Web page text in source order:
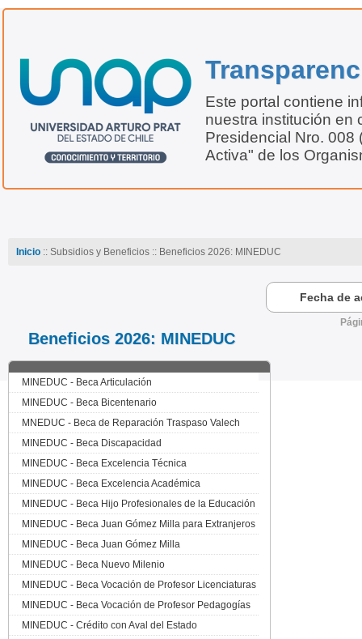
Este portal contiene
nuestra institución en
Presidencial Nro. 008
Activa" de los
Inicio:: Subsidios y Beneficios :: Beneficios 2026: MINEDUC
Fecha de
Beneficios 2026: MINEDUC
MINEDUC - Beca Articulación
MINEDUC - Beca Bicentenario
MNEDUC - Beca de Reparación Traspaso Valech
MINEDUC - Beca Discapacidad
MINEDUC - Beca Excelencia Técnica
MINEDUC - Beca Excelencia Académica
MINEDUC - Beca Hijo Profesionales de la Educación
MINEDUC - Beca Juan Gómez Milla para Extranjeros
MINEDUC - Beca Juan Gómez Milla
MINEDUC - Beca Nuevo Milenio
MINEDUC - Beca Vocación de Profesor Licenciaturas
MINEDUC - Beca Vocación de Profesor Pedagogías
MINEDUC - Crédito con Aval del Estado